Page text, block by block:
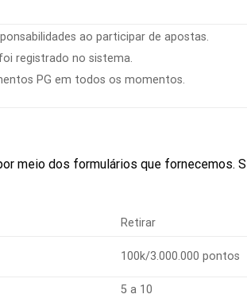
ao participar de apostas.
registrado no sistema.
PG em todos os momentos.
meio dos formulários que fornecemos.
Retirar
100k/3.000.000 pontos
5 a 10